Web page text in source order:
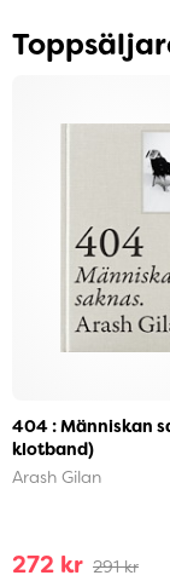
404 : Människan
klotband)
Arash Gilan
272 kr 291 kr